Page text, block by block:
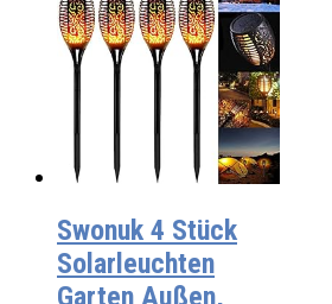
Swonuk 4 Stück
Solarleuchten
Garten Außen,